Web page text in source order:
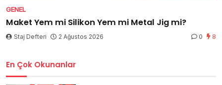
GENEL
Maket Yem mi Silikon Yem mi Metal Jig mi?
Staj Defteri 2 Ağustos 2026 0 8
En Çok Okunanlar